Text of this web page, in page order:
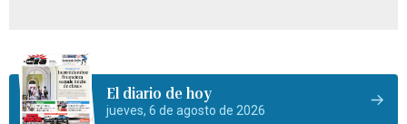
El diario de hoy
jueves, 6 de agosto de 2026